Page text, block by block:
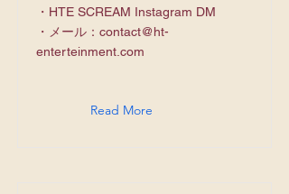
・HTE SCREAM Instagram DM
・メール： contact@ht-
enterteinment.com
Read More